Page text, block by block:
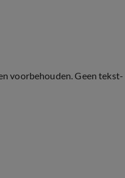
voorbehouden. Geen tekst-